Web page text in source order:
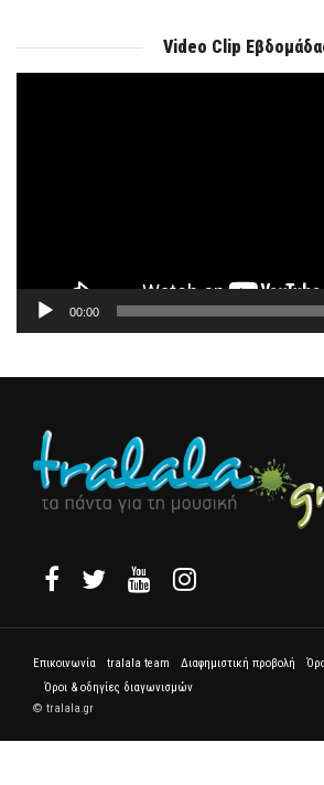
Video Clip
00:00
Επικοινωνία tralala team Διαφημιστική προβολή
Όροι & οδηγίες διαγωνισμών
© tralala.gr